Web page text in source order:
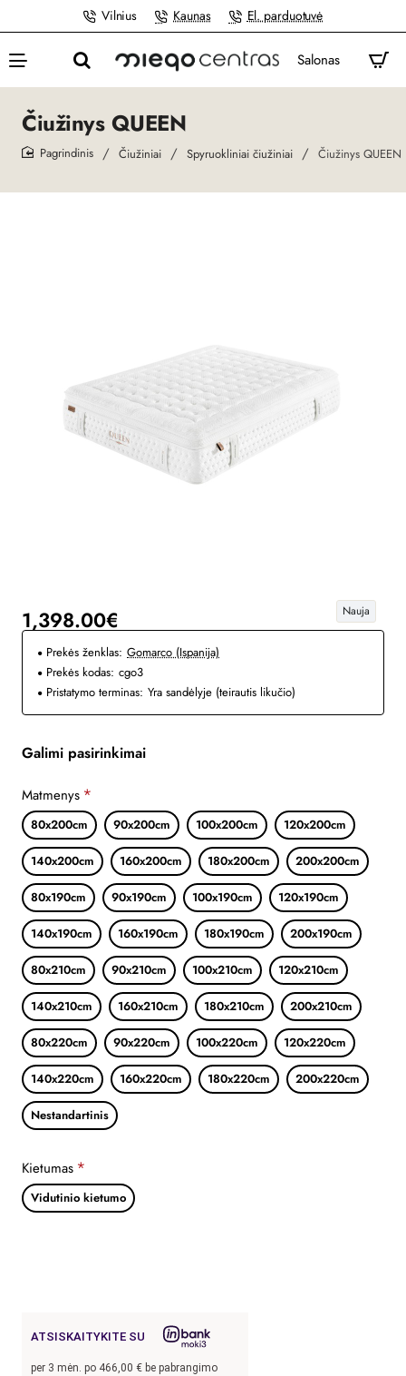
Vilnius Kaunas El. parduotuvė
Salonas
Čiužinys QUEEN
Čiužiniai Spyruokliniai čiužiniai Čiužinys QUEEN
Nauja
1,398.00€
Prekės ženklas: Gomarco (Ispanija)
Prekės kodas: cgo3
Pristatymo terminas: Yra sandėlyje (teirautis likučio)
Galimi pasirinkimai
Matmenys
80x200cm 90x200cm 100x200cm 120x200cm
140x200cm 160x200cm 180x200cm 200x200cm
80x190cm 90x190cm 100x190cm 120x190cm
140x190cm 160x190cm 180x190cm 200x190cm
80x210cm 90x210cm 100x210cm 120x210cm
140x210cm 160x210cm 180x210cm 200x210cm
80x220cm 90x220cm 100x220cm 120x220cm
140x220cm 160x220cm 180x220cm 200x220cm
Nestandartinis
Kietumas
Vidutinio kietumo
ATSISKAITYKITE SU
per 3 mėn. po 466,00 € be pabrangimo